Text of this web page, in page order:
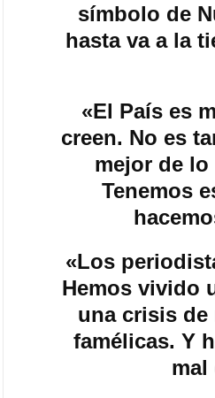
símbolo de
hasta va a la
«El País es
creen. No es
mejor de
Tenemos
«Los
Hemos vivido
una crisis de
famélicas. Y
mal